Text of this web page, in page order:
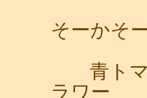
そーかそ
青トマ
ラワー